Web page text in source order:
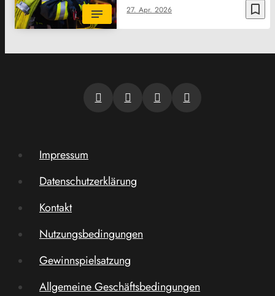
bookmark_border
27. Apr. 2026
Impressum
Datenschutzerklärung
Kontakt
Nutzungsbedingungen
Gewinnspielsatzung
Allgemeine Geschäftsbedingungen